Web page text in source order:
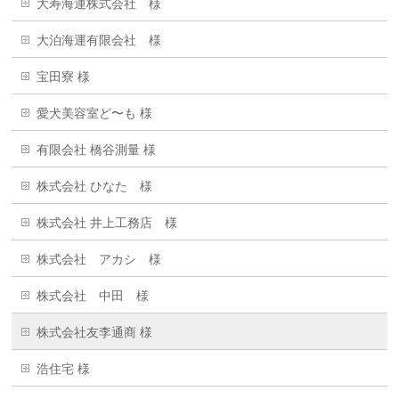
大寿海運株式会社 様
大泊海運有限会社 様
宝田寮 様
愛犬美容室ど〜も 様
有限会社 橋谷測量 様
株式会社 ひなた 様
株式会社 井上工務店 様
株式会社 アカシ 様
株式会社 中田 様
株式会社友李通商 様
浩住宅 様